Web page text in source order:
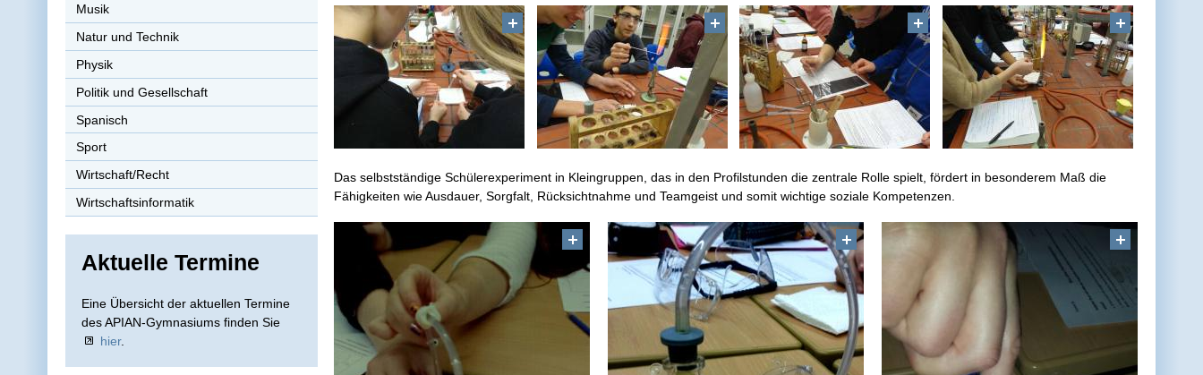
Musik
Natur und Technik
Physik
Politik und Gesellschaft
Spanisch
Sport
Wirtschaft/Recht
Wirtschaftsinformatik
Aktuelle Termine
Eine Übersicht der aktuellen Termine
des APIAN-Gymnasiums finden Sie
hier.
Das selbstständige Schülerexperiment in Kleingruppen, das in den Profilstunden die zentrale Rolle spielt, fördert in besonderem Maß die
Fähigkeiten wie Ausdauer, Sorgfalt, Rücksichtnahme und Teamgeist und somit wichtige soziale Kompetenzen.